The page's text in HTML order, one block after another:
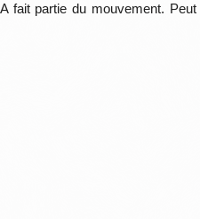
A fait partie du mouvement.